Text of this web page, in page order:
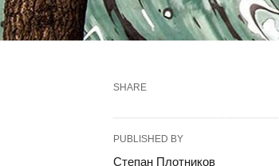
SHARE
PUBLISHED BY
Степан Плотников